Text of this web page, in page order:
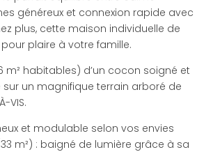
généreux et connexion rapide avec
plus, cette maison individuelle de
plaire à votre famille.
m² habitables) d’un cocon soigné et
sur un magnifique terrain arboré de
VIS.
et modulable selon vos envies
m²) : baigné de lumière grâce à sa